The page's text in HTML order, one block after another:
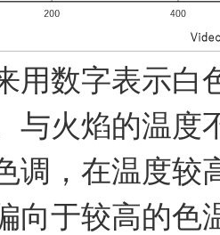
用数字表示白
与火焰的温度
调，在温度较
向于较高的色